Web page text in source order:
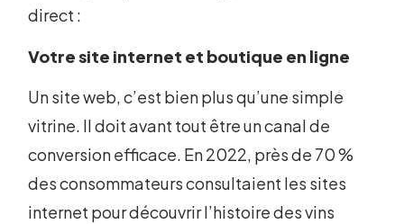
direct :
Votre site internet et boutique en ligne
Un site web, c’est bien plus qu’une simple
vitrine. Il doit avant tout être un canal de
conversion efficace. En 2022, près de 70 %
des consommateurs consultaient les sites
internet pour découvrir l’histoire des vins